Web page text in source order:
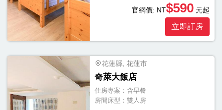
官網價: NT$590 元起
立即訂房
花蓮縣, 花蓮市
奇萊大飯店
住房專案： 含早餐
房間床型： 雙人房